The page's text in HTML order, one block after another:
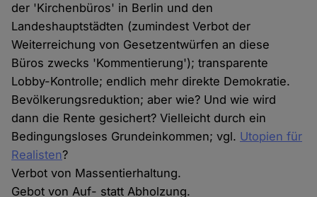
der 'Kirchenbüros' in Berlin und den
Landeshauptstädten (zumindest Verbot der
Weiterreichung von Gesetzentwürfen an diese
Büros zwecks 'Kommentierung'); transparente
Lobby-Kontrolle; endlich mehr direkte Demokratie.
Bevölkerungsreduktion; aber wie? Und wie wird
dann die Rente gesichert? Vielleicht durch ein
Bedingungsloses Grundeinkommen; vgl. Utopien für
Realisten?
Verbot von Massentierhaltung.
Gebot von Auf- statt Abholzung.